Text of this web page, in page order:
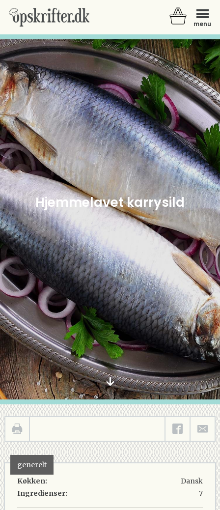
menu
Der er ingen varer i din kurv.
Hjemmelavet karrysild
generelt
Køkken:
Ingredienser:
Dansk
7